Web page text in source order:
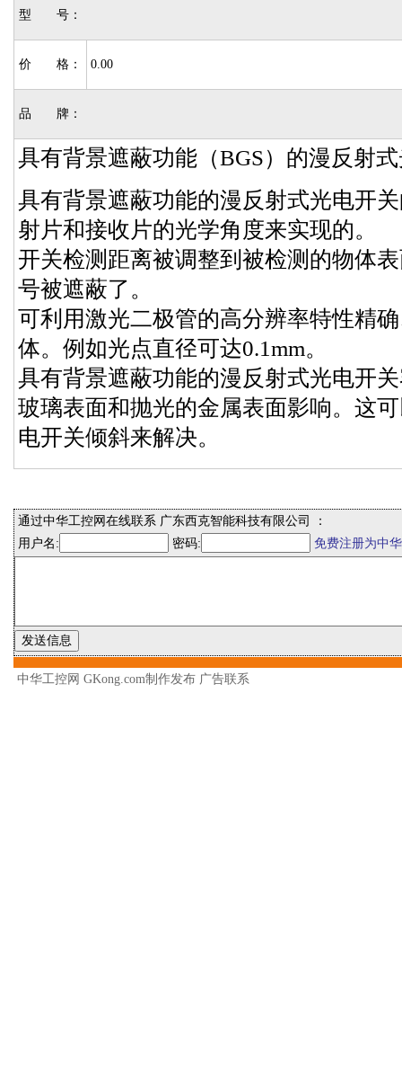
型 号：
价 格： 0.00
品 牌：
具有背景遮蔽功能（BGS）的漫反射
具有背景遮蔽功能的漫反射式光电开
射片和接收片的光学角度来实现的。
开关检测距离被调整到被检测的物体
号被遮蔽了。
可利用激光二极管的高分辨率特性精
体。例如光点直径可达0.1mm。
具有背景遮蔽功能的漫反射式光电开
玻璃表面和抛光的金属表面影响。这
电开关倾斜来解决。
通过中华工控网在线联系 广东西克智能科技有限公司 ：
用户名:
密码: 免费注册为中
中华工控网 GKong.com制作发布 广告联系